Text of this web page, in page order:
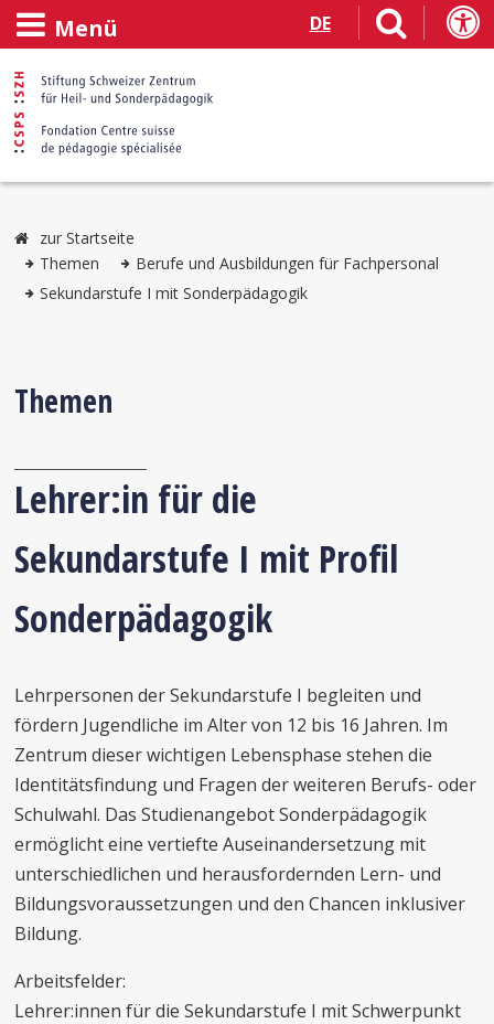
Menü DE
zur Startseite
Themen
Berufe und Ausbildungen für Fachpersonal
Sekundarstufe I mit Sonderpädagogik
Themen
Lehrer:in für die
Sekundarstufe I mit Profil
Sonderpädagogik
Lehrpersonen der Sekundarstufe I begleiten und
fördern Jugendliche im Alter von 12 bis 16 Jahren. Im
Zentrum dieser wichtigen Lebensphase stehen die
Identitätsfindung und Fragen der weiteren Berufs- oder
Schulwahl. Das Studienangebot Sonderpädagogik
ermöglicht eine vertiefte Auseinandersetzung mit
unterschiedlichen und herausfordernden Lern- und
Bildungsvoraussetzungen und den Chancen inklusiver
Bildung.
Arbeitsfelder:
Lehrer:innen für die Sekundarstufe I mit Schwerpunkt